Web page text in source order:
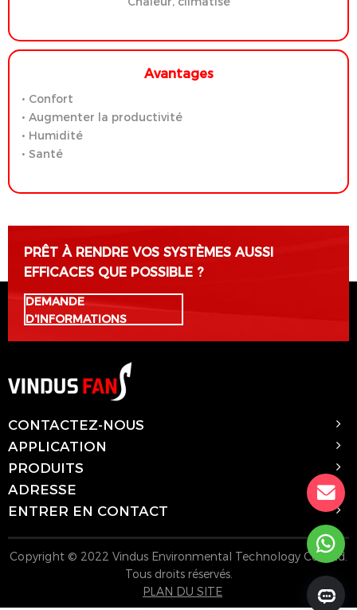
Avantages
• Confort
• Augmenter la productivité
• Humidité
• Santé
PRÊT À RENDRE VOS SYSTÈMES AUSSI
EFFICACES QUE POSSIBLE ?
DEMANDE
D'INFORMATIONS
CONTACTEZ-NOUS
APPLICATION
PRODUITS
ADRESSE
ENTRER EN CONTACT
Copyright © 2022 Vindus Environmental Technology Co., Ltd.
Tous droits réservés.
PLAN DU SITE